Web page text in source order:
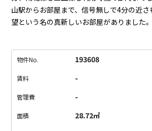
山駅からお部屋まで、信号無しで4分の近さ
望という名の真新しいお部屋がありました。
トーリー、それぞれの夢に向かって進んで
した。夢の詰まった建物は、
arch.com/index/index.html
げたお部屋たち。
1F&B1Fのメゾネットに
所。玄関横には引き戸もありこちらを入り
物件No. 193608
賃料 -
管理費 -
面積 28.72㎡